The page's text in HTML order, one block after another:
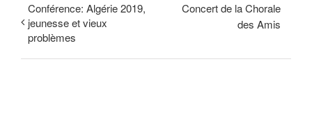
Conférence: Algérie 2019,
jeunesse et vieux
problèmes
Concert de la Chorale
des Amis